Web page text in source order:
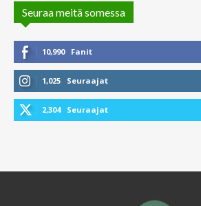
Seuraa meitä somessa
10,990 Fanit
1,025 Seuraajat
2,304 Seuraajat